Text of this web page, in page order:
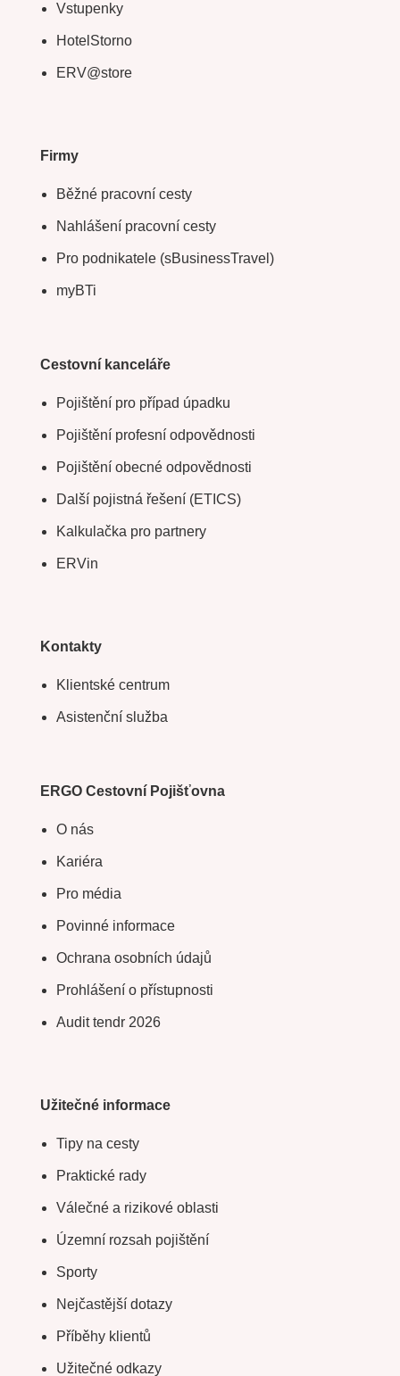
Vstupenky
HotelStorno
ERV@store
Firmy
Běžné pracovní cesty
Nahlášení pracovní cesty
Pro podnikatele (sBusinessTravel)
myBTi
Cestovní kanceláře
Pojištění pro případ úpadku
Pojištění profesní odpovědnosti
Pojištění obecné odpovědnosti
Další pojistná řešení (ETICS)
Kalkulačka pro partnery
ERVin
Kontakty
Klientské centrum
Asistenční služba
ERGO Cestovní Pojišťovna
O nás
Kariéra
Pro média
Povinné informace
Ochrana osobních údajů
Prohlášení o přístupnosti
Audit tendr 2026
Užitečné informace
Tipy na cesty
Praktické rady
Válečné a rizikové oblasti
Územní rozsah pojištění
Sporty
Nejčastější dotazy
Příběhy klientů
Užitečné odkazy